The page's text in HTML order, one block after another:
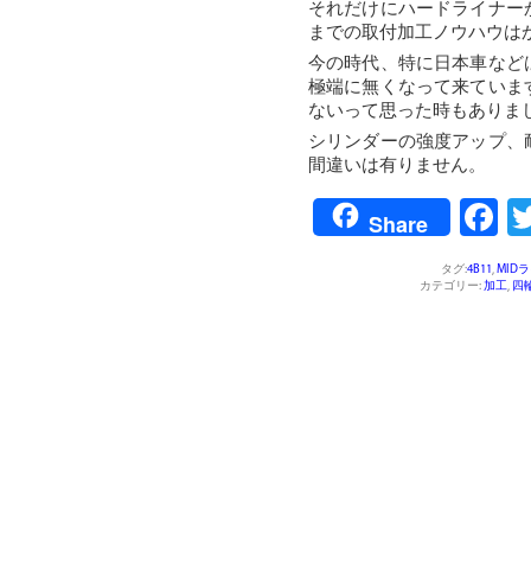
それだけにハードライナ
までの取付加工ノウハウは
今の時代、特に日本車な
極端に無くなって来てい
ないって思った時もありま
シリンダーの強度アップ
間違いは有りません。
Share
タグ:4B11 ,MID
カテゴリー:加工, 四